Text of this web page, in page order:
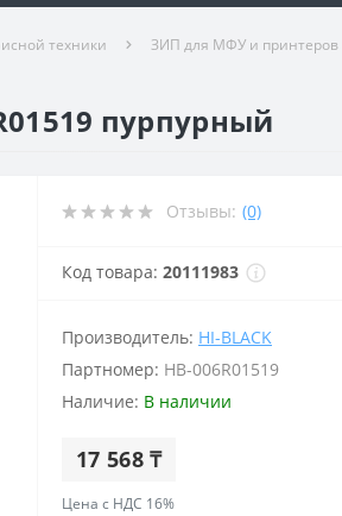
техники ЗИП для МФУ и принтеров
пурпурный
Отзывы: (0)
Код товара: 20111983
Производитель: HI-BLACK
Партномер: HB-006R01519
Наличие: В наличии
17 568 ₸
Цена с НДС 16%